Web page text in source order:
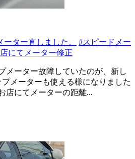
ーター直しました。
#スピードメー
にてメーター修正
メーター故障していたのが、新し
メーターも使える様になりました
店にてメーターの距離...